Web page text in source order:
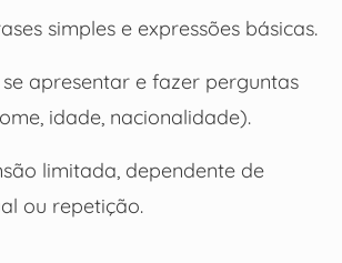
simples e expressões básicas.
se apresentar e fazer perguntas
idade, nacionalidade).
limitada, dependente de
ou repetição.